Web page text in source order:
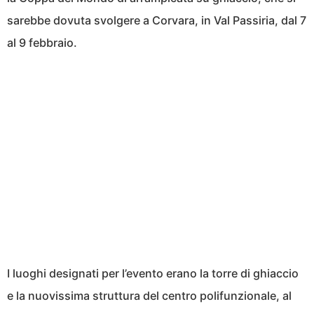
sarebbe dovuta svolgere a Corvara, in Val Passiria, dal 7
al 9 febbraio.
I luoghi designati per l’evento erano la torre di ghiaccio
e la nuovissima struttura del centro polifunzionale, al